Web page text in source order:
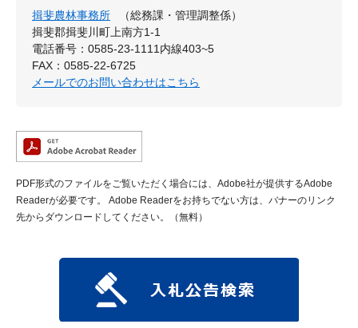
揖斐農林事務所
（総務課・管理調整係）
揖斐郡揖斐川町上南方1-1
電話番号：0585-23-1111内線403~5
FAX：0585-22-6725
メールでのお問い合わせはこちら
PDF形式のファイルをご覧いただく場合には、Adobe社が提供するAdobe
Readerが必要です。
Adobe Readerをお持ちでない方は、バナーのリンク
先からダウンロードしてください。（無料）